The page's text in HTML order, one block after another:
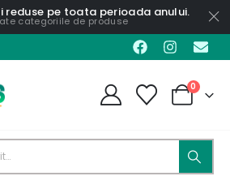
reduse pe toata perioada anului.
categoriile de produse
0